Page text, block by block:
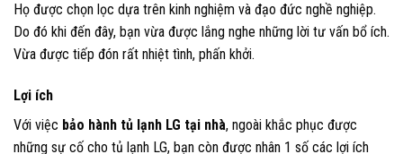
Họ được chọn lọc dựa trên kinh nghiệm và đạo đức nghề nghiệp.
Do đó khi đến đây, bạn vừa được lắng nghe những lời tư vấn bổ ích.
Vừa được tiếp đón rất nhiệt tình, phấn khởi.
Lợi ích
Với việc bảo hành tủ lạnh LG tại nhà, ngoài khắc phục được
những sự cố cho tủ lạnh LG, bạn còn được nhân 1 số các lợi ích